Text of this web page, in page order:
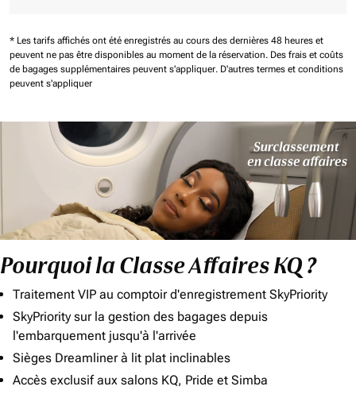
* Les tarifs affichés ont été enregistrés au cours des dernières 48 heures et
peuvent ne pas être disponibles au moment de la réservation. Des frais et coûts
de bagages supplémentaires peuvent s'appliquer. D'autres termes et conditions
peuvent s'appliquer
Pourquoi la Classe Affaires KQ ?
Traitement VIP au comptoir d'enregistrement SkyPriority
SkyPriority sur la gestion des bagages depuis
l'embarquement jusqu'à l'arrivée
Sièges Dreamliner à lit plat inclinables
Accès exclusif aux salons KQ, Pride et Simba